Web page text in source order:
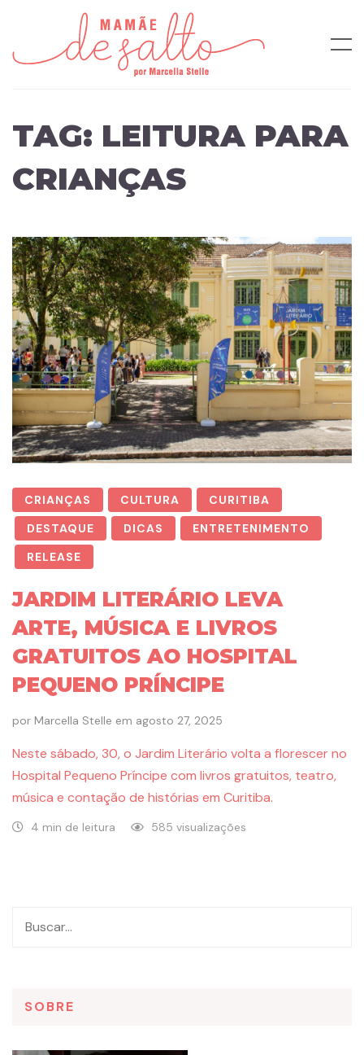
TAG: LEITURA PARA
CRIANÇAS
CRIANÇAS CULTURA
CURITIBA
DESTAQUE
DICAS
ENTRETENIMENTO
RELEASE
JARDIM LITERÁRIO LEVA
ARTE, MÚSICA E LIVROS
GRATUITOS AO HOSPITAL
PEQUENO PRÍNCIPE
por Marcella Stelle em agosto 27, 2025
Neste sábado, 30, o Jardim Literário volta a florescer no
Hospital Pequeno Príncipe com livros gratuitos, teatro,
música e contação de histórias em Curitiba.
4 min de leitura 585 visualizações
SOBRE